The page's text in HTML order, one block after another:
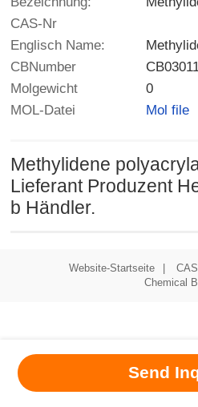
CAS-Nr
Englisch Name:
CBNumber
Molgewicht
0
MOL-Datei
Mol file
Methylidene
Lieferant Produzent
b Händler.
Send
Website-Startseite CAS
Chemical